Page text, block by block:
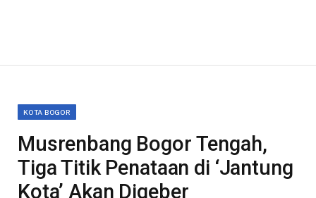
KOTA BOGOR
Musrenbang Bogor Tengah,
Tiga Titik Penataan di ‘Jantung
Kota’ Akan Digeber